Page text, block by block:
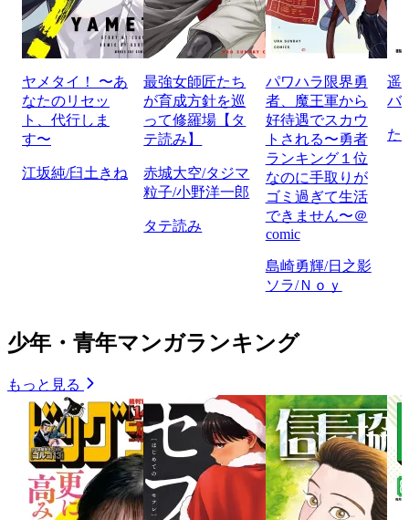
ヤメタイ！ 〜あ
なたのリセッ
ト、代行しま
す〜
江坂純/臼土きね
最強女師匠たち
が育成方針を巡
って修羅場【タ
テ読み】
赤城大空/タジマ
粒子/小野洋一郎
タテ読み
パワハラ限界勇
者、魔王軍から
好待遇でスカウ
トされる〜勇者
ランキング１位
なのに手取りが
ゴミ過ぎて生活
できません〜＠
comic
島崎勇輝/日之影
ソラ/Ｎｏｙ
遥
バ
た
少年・青年マンガランキング
もっと見る